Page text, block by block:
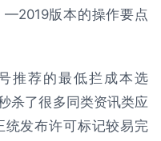
—2019版本的操作要点
推荐的最低拦成本选
杀了很多同类资讯类应
统发布许可标记较易完